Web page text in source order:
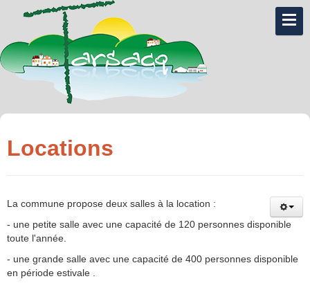
Locations
La commune propose deux salles à la location :
- une petite salle avec une capacité de 120 personnes disponible
toute l'année.
- une grande salle avec une capacité de 400 personnes disponible
en période estivale .